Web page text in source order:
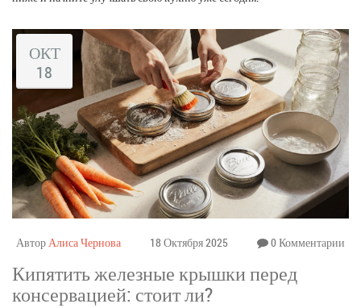
ОКТ
18
АвторАлиса Чернова 18 Октября 2025 0 Комментарии
Кипятить железные крышки перед
консервацией: стоит ли?